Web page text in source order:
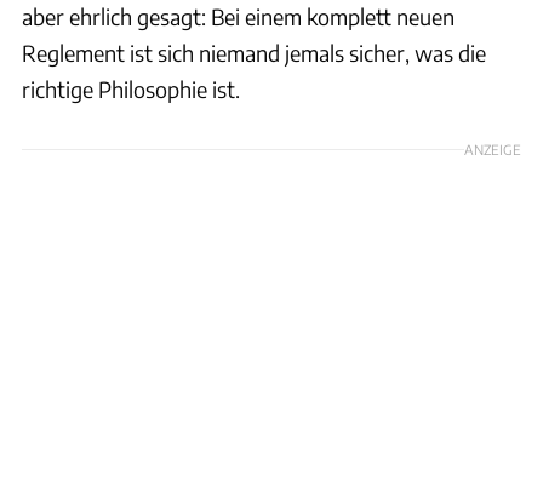
aber ehrlich gesagt: Bei einem komplett neuen
Reglement ist sich niemand jemals sicher, was die
richtige Philosophie ist.
ANZEIGE